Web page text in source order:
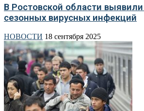
В Ростовской области
сезонных вирусных инфекций
НОВОСТИ 18 сентября 2025